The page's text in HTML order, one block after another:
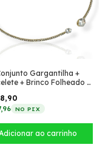
Gargantilha +
+ Brinco Folheado a
NO PIX